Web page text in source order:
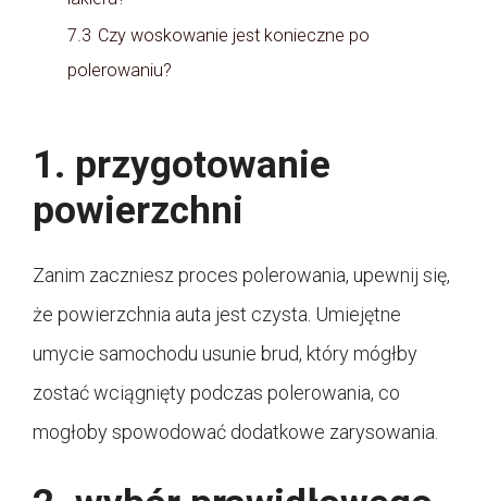
7.3 Czy woskowanie jest konieczne po
polerowaniu?
1. przygotowanie
powierzchni
Zanim zaczniesz proces polerowania, upewnij się,
że powierzchnia auta jest czysta. Umiejętne
umycie samochodu usunie brud, który mógłby
zostać wciągnięty podczas polerowania, co
mogłoby spowodować dodatkowe zarysowania.